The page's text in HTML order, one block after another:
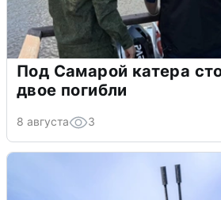
Под Самарой катера
двое погибли
8 августа 3